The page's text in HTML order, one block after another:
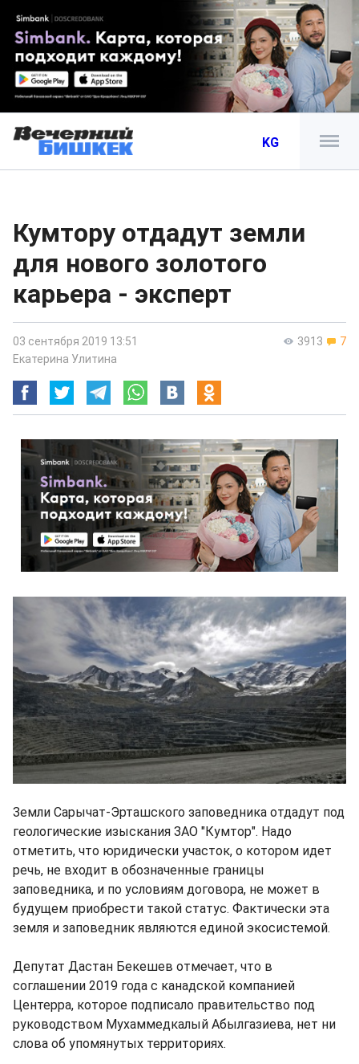
KG
Кумтору отдадут земли
для нового золотого
карьера - эксперт
3913 7
03 сентября 2019 13:51
Екатерина Улитина
Земли Сарычат-Эрташского заповедника отдадут под
геологические изыскания ЗАО "Кумтор". Надо
отметить, что юридически участок, о котором идет
речь, не входит в обозначенные границы
заповедника, и по условиям договора, не может в
будущем приобрести такой статус. Фактически эта
земля и заповедник являются единой экосистемой.
Депутат Дастан Бекешев отмечает, что в
соглашении 2019 года с канадской компанией
Центерра, которое подписало правительство под
руководством Мухаммедкалый Абылгазиева, нет ни
слова об упомянутых территориях.